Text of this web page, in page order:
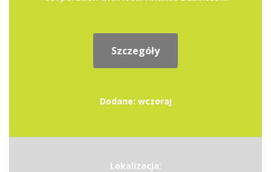
Szczegóły
Dodane: wczoraj
Lokalizacja: